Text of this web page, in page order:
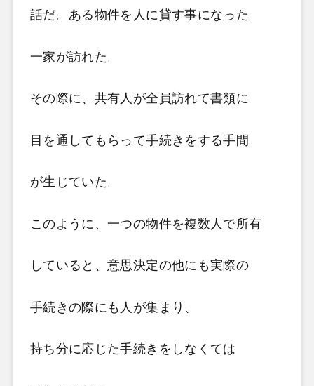
話だ。ある物件を人に貸す事になった
一家が訪れた。
その際に、共有人が全員訪れて書類に
目を通してもらって手続きをする手間
が生じていた。
このように、一つの物件を複数人で所有
していると、意思決定の他にも実際の
手続きの際にも人が集まり、
持ち分に応じた手続きをしなくては